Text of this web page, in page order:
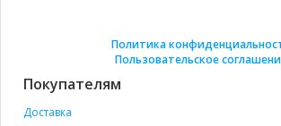
Политика
Пользовательское
Покупателям
Доставка